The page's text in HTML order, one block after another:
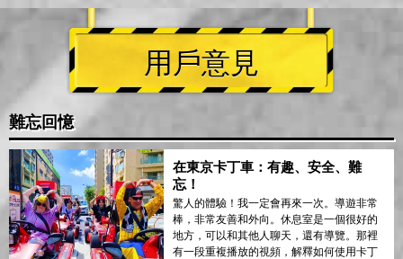
用戶意見
難忘回憶
在東京卡丁車：有趣、安全、難
忘！
驚人的體驗！我一定會再來一次。導遊非常
棒，非常友善和外向。休息室是一個很好的
地方，可以和其他人聊天，還有導覽。那裡
有一段重複播放的視頻，解釋如何使用卡丁